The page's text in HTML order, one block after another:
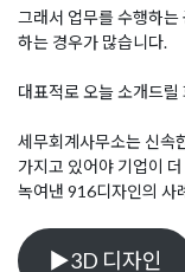
그래서 업무를 수행하는
하는 경우가 많습니다.
대표적로 오늘 소개드
세무회계사무소는 신속
가지고 있어야 기업이
녹여낸 916디자인의 사
▶3D 디자인